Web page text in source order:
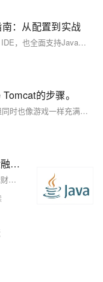
：从配置到实战
WebStorm 2025不仅是一款强大的JavaScript IDE，也全面支持Java开发。本文详解其AI辅助编程、Java特性增强及性能优化，并提供环境配置、高效开发技巧与实战案例，助你打造流畅的全栈开发体验。
的步骤。
这段部署Tomcat的冒险旅程充满技术挑战，但同时也像游戏一样充满乐趣。它需要你提前准备，仔细执行，并随时准备解决意外情况。成功后，你就可以在这匹强壮的网络野马上，带着你的Java应用，冲向Web开发的璀璨星空。
Java 大视界 -- Java 大数据在智能金融理财产品风险评估与个性化配置中的应用（195）
本文深入探讨了Java大数据技术在智能金融理财产品风险评估与个性化配置中的关键应用。通过高效的数据采集、存储与分析，Java大数据技术助力金融机构实现精准风险评估与个性化推荐，提升投资收益并降低风险。